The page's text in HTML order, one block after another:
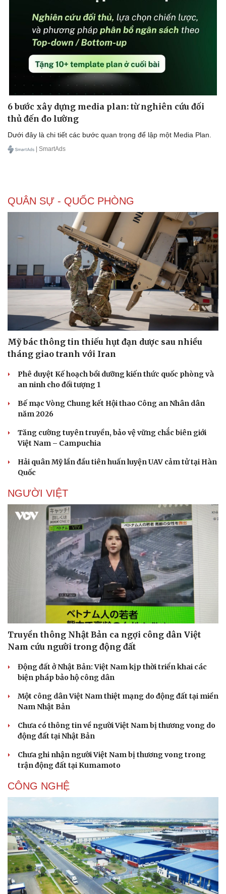
Doanh nghiệp
Thông tin doanh nghiệp
Doanh nghiệp 24h
Vì cộng đồng
Công nghệ
Sành điệu
Tin Công nghệ
Sức khỏe
Dinh dưỡng - món ngon
Cây thuốc
Sản phụ khoa
Làm đẹp - giảm cân
Phòng mạch online
Ăn sạch sống khỏe
Đời sống
6 bước xây dựng media plan: từ nghiên cứu đối
thủ đến đo lường
Dưới đây là chi tiết các bước quan trọng để lập một Media Plan.
| SmartAds
QUÂN SỰ - QUỐC PHÒNG
Mỹ bác thông tin thiếu hụt đạn dược sau nhiều
tháng giao tranh với Iran
Phê duyệt Kế hoạch bồi dưỡng kiến thức quốc phòng và
an ninh cho đối tượng 1
Bế mạc Vòng Chung kết Hội thao Công an Nhân dân
năm 2026
Tăng cường tuyên truyền, bảo vệ vững chắc biên giới
Việt Nam – Campuchia
Hải quân Mỹ lần đầu tiên huấn luyện UAV cảm tử tại Hàn
Quốc
NGƯỜI VIỆT
Truyền thông Nhật Bản ca ngợi công dân Việt
Nam cứu người trong động đất
Động đất ở Nhật Bản: Việt Nam kịp thời triển khai các
biện pháp bảo hộ công dân
Một công dân Việt Nam thiệt mạng do động đất tại miền
Nam Nhật Bản
Chưa có thông tin về người Việt Nam bị thương vong do
động đất tại Nhật Bản
Chưa ghi nhận người Việt Nam bị thương vong trong
trận động đất tại Kumamoto
CÔNG NGHỆ